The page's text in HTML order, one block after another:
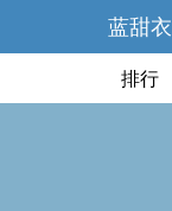
蓝甜衣
排行